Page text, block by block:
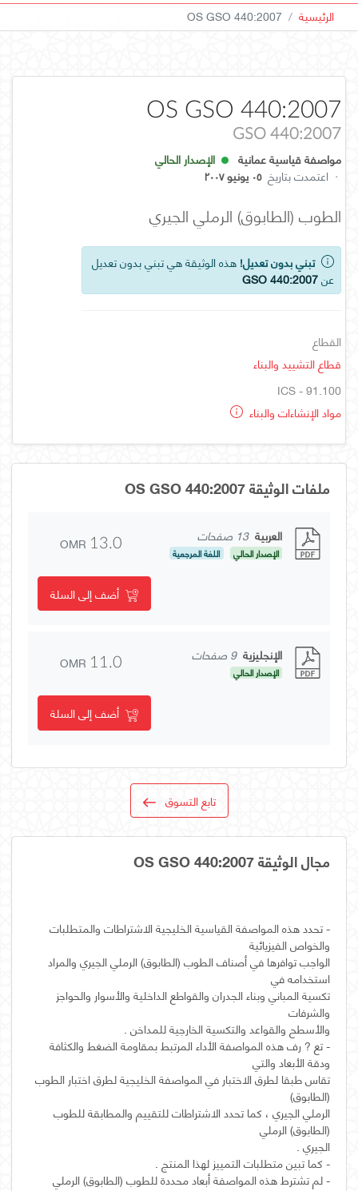
الرئيسية OS GSO 440:2007
OS GSO 440:2007
GSO 440:2007
مواصفة قياسية عمانية
الإصدار الحالي
· اعتمدت بتاريخ ٠٥ يونيو ٢٠٠٧
الطوب (الطابوق) الرملي الجيري
تبني بدون تعديل! هذه الوثيقة هي تبني بدون تعديل
عنGSO 440:2007
القطاع
قطاع التشييد والبناء
ICS - 91.100
مواد الإنشاءات والبناء
ملفات الوثيقة OS GSO 440:2007
العربية 13 صفحات
الإصدار الحالي اللغة المرجعية OMR 13.0
أضف إلى السلة
الإنجليزية 9 صفحات
الإصدار الحالي OMR 11.0
أضف إلى السلة
تابع التسوق
مجال الوثيقة OS GSO 440:2007
- تحدد هذه المواصفة القياسية الخليجية الاشتراطات والمتطلبات
الواجب توافرها في أصناف الطوب (الطابوق) الرملي الجيري والمراد
تكسية المباني وبناء الجدران والقواطع الداخلية والأسوار والحواجز
- تع ? رف هذه المواصفة الأداء المرتبط بمقاومة الضغط والكثافة
تقاس طبقا لطرق الاختبار في المواصفة الخليجية لطرق اختبار الطوب
الرملي الجيري ، كما تحدد الاشتراطات للتقييم والمطابقة للطوب
- لم تشترط هذه المواصفة أبعاد محددة للطوب (الطابوق) الرملي